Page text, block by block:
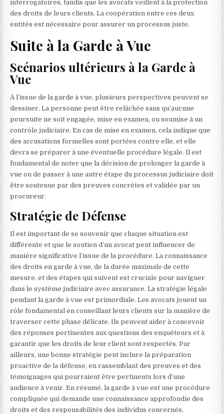
interrogatoires, tandis que les avocats veillent à la protection
des droits de leurs clients. La coopération entre ces deux
entités est nécessaire pour assurer un processus juste.
Suite à la Garde à Vue
Scénarios ultérieurs à la Garde à
Vue
À l’issue de la garde à vue, plusieurs perspectives peuvent se
dessiner. La personne peut être relâchée sans qu’aucune
poursuite ne soit engagée, mise en examen, ou soumise à un
contrôle judiciaire. En cas de mise en examen, cela indique que
des accusations formelles sont portées contre elle, et elle
devra se préparer à une éventuelle procédure légale. Il est
fondamental de noter que la décision de prolonger la garde à
vue ou de passer à une autre étape du processus judiciaire doit
être soutenue par des preuves concrètes et validée par un
procureur.
Stratégie de Défense
Il est important de se souvenir que chaque situation est
différente et que le soutien d’un avocat peut influencer de
manière significative l’issue de la procédure. La connaissance
des droits en garde à vue, de la durée maximale de cette
mesure, et des étapes qui suivent est cruciale pour naviguer
dans le système judiciaire avec assurance. La stratégie légale
pendant la garde à vue est primordiale. Les avocats jouent un
rôle fondamental en conseillant leurs clients sur la manière de
traverser cette phase délicate. Ils peuvent aider à concevoir
des réponses pertinentes aux questions des enquêteurs et à
garantir que les droits de leur client sont respectés. Par
ailleurs, une bonne stratégie peut inclure la préparation
proactive de la défense, en rassemblant des preuves et des
témoignages qui pourraient être pertinents lors d’une
audience à venir. En résumé, la garde à vue est une procédure
compliquée qui demande une connaissance approfondie des
droits et des responsabilités des individus concernés.